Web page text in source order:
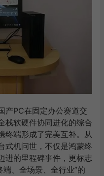
产PC在固定办公赛道交
栈软硬件协同进化的综合
终端形成了完美互补。从
式机问世，不仅是鸿蒙终
进的里程碑事件，更标志
、全场景、全行业”的